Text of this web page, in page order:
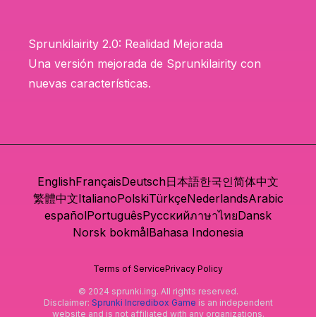
Sprunkilairity 2.0: Realidad Mejorada
Una versión mejorada de Sprunkilairity con
nuevas características.
EnglishFrançaisDeutsch日本語한국인简体中文
繁體中文ItalianoPolskiTürkçeNederlandsArabic
españolPortuguêsРусскийภาษาไทยDansk
Norsk bokmålBahasa Indonesia
Terms of ServicePrivacy Policy
© 2024 sprunki.ing. All rights reserved.
Disclaimer: Sprunki Incredibox Game is an independent
website and is not affiliated with any organizations.